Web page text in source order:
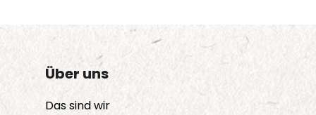
Über uns
Das sind wir